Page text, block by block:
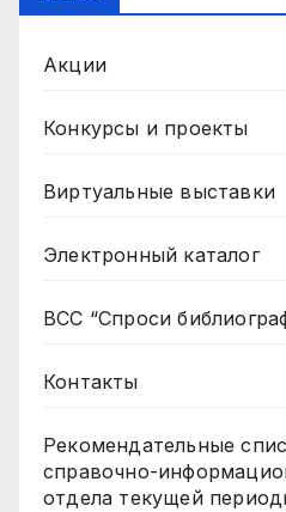
Акции
Конкурсы и проекты
Виртуальные выставки
Электронный каталог
ВСС “Спроси
Контакты
Рекомендательные
справочно-
отдела текущей